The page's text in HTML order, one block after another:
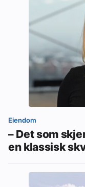
Eiendom
– Det som
en klassisk